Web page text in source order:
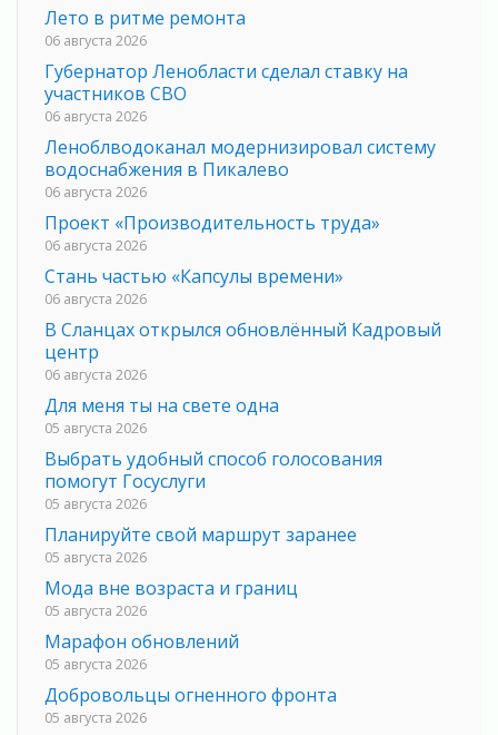
Лето в ритме ремонта
06 августа 2026
Губернатор Ленобласти сделал ставку на
участников СВО
06 августа 2026
Леноблводоканал модернизировал систему
водоснабжения в Пикалево
06 августа 2026
Проект «Производительность труда»
06 августа 2026
Стань частью «Капсулы времени»
06 августа 2026
В Сланцах открылся обновлённый Кадровый
центр
06 августа 2026
Для меня ты на свете одна
05 августа 2026
Выбрать удобный способ голосования
помогут Госуслуги
05 августа 2026
Планируйте свой маршрут заранее
05 августа 2026
Мода вне возраста и границ
05 августа 2026
Марафон обновлений
05 августа 2026
Добровольцы огненного фронта
05 августа 2026